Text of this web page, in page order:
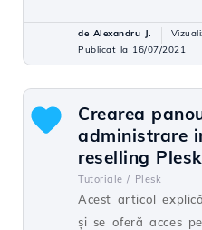
de Alexandru J.
Publicat la 16/07/2021
Crearea
administrare
reselling Plesk
Tutoriale / Plesk
Acest articol
și se oferă acces